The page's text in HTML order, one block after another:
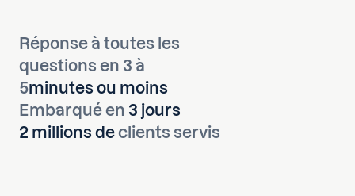
Réponse à toutes les
questions en 3 à
5minutes ou moins
Embarqué en 3 jours
2 millions declients servis